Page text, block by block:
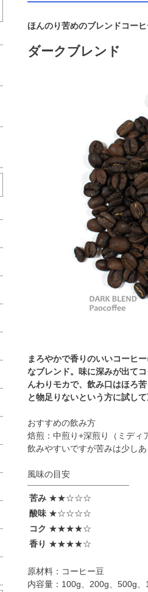
ほんのり苦めのブレンドコー
ダークブレンド
まろやかで香りのいいコーヒ
なブレンド。味に深みが出て
んわりモカで、飲み口はほろ
と物足りないという方に試して
おすすめの飲み方
焙煎：中煎り+深煎り（ミディ
飲みやすいですが苦みは少し
風味の目安
苦み ★★☆☆☆
酸味 ★☆☆☆☆
コク ★★★★☆
香り ★★★★☆
原材料：コーヒー豆
内容量：100g、200g、500g、